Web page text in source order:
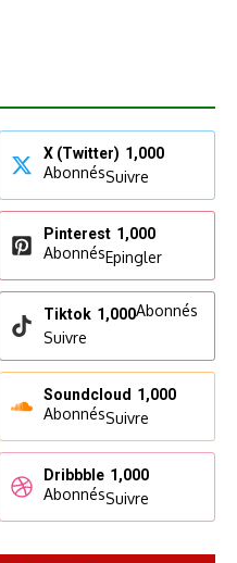
X (Twitter) 1,000
AbonnésSuivre
Pinterest 1,000
AbonnésEpingler
Tiktok 1,000Abonnés
Suivre
Soundcloud 1,000
AbonnésSuivre
Dribbble 1,000
AbonnésSuivre